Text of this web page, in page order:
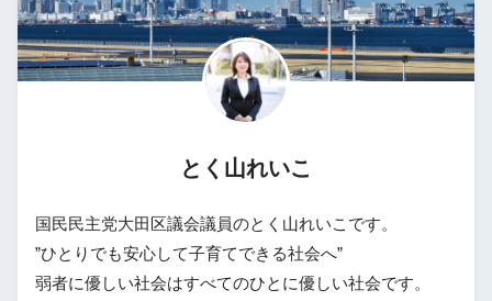
とく山れいこ
国民民主党大田区議会議員のとく山れいこです。
”ひとりでも安心して子育てできる社会へ”
弱者に優しい社会はすべてのひとに優しい社会です。